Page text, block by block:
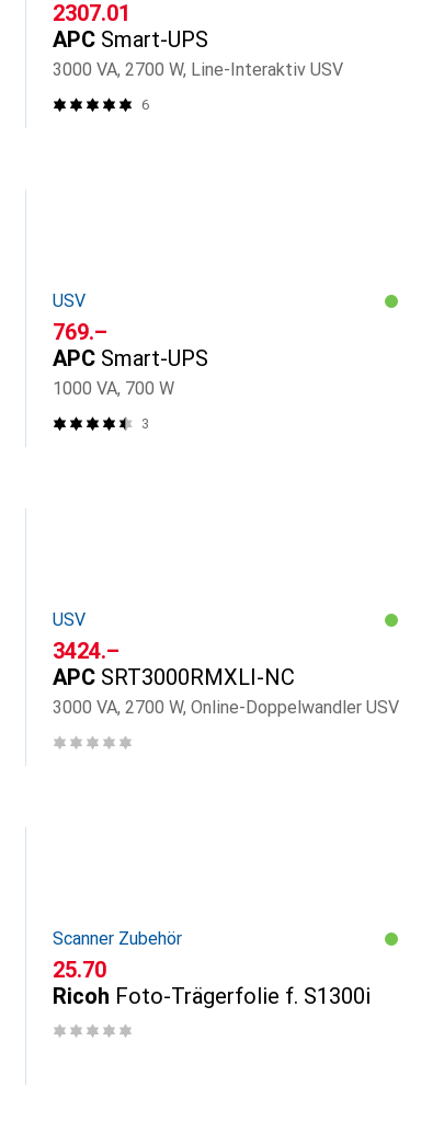
CHF
2307.01
APC Smart-UPS
3000 VA, 2700 W, Line-Interaktiv USV
6
USV
CHF
769.–
APC Smart-UPS
1000 VA, 700 W
3
USV
CHF
3424.–
APC SRT3000RMXLI-NC
3000 VA, 2700 W, Online-Doppelwandler USV
Scanner Zubehör
CHF
25.70
Ricoh Foto-Trägerfolie f. S1300i